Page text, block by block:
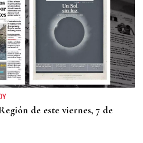
de este viernes, 7 de